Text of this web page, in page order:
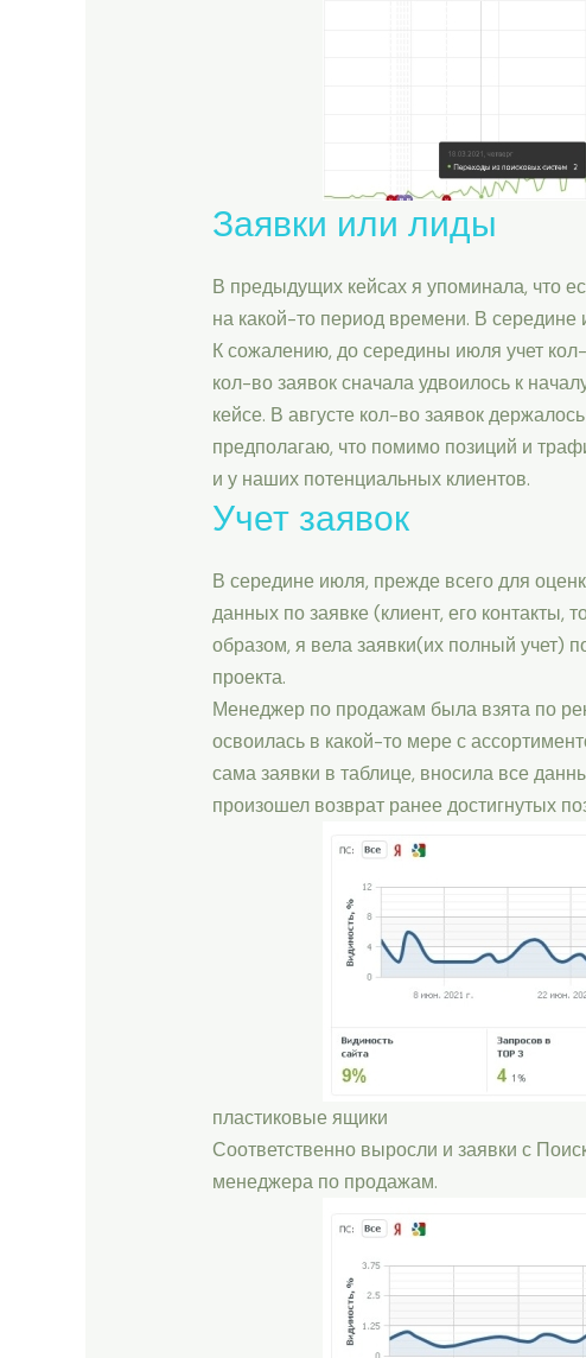
Заявки или лиды
В предыдущих кейсах я упоминала, что
на какой-то период времени. В
К сожалению, до середины июля учет
кол-во заявок сначала удвоилось к
кейсе. В августе кол-во заявок
предполагаю, что помимо позиций и
и у наших потенциальных клиентов.
Учет заявок
В середине июля, прежде всего для
данных по заявке (клиент, его контакты,
образом, я вела заявки(их полный учет)
проекта.
Менеджер по продажам была взята по
освоилась в какой-то мере с
сама заявки в таблице, вносила все
произошел возврат ранее достигнутых
пластиковые ящики
Соответственно выросли и заявки с
менеджера по продажам.